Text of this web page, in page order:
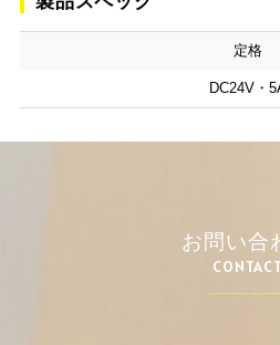
定格
DC24V・
お問い合
CONTACT